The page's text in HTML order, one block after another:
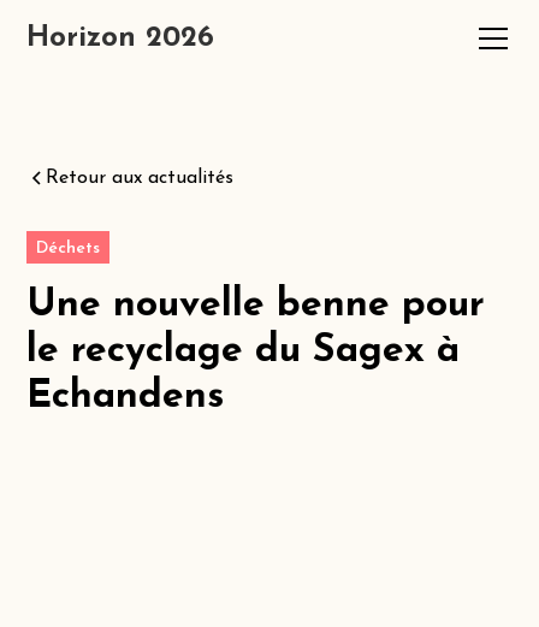
Horizon 2026
Retour aux actualités
Déchets
Une nouvelle benne pour
le recyclage du Sagex à
Echandens